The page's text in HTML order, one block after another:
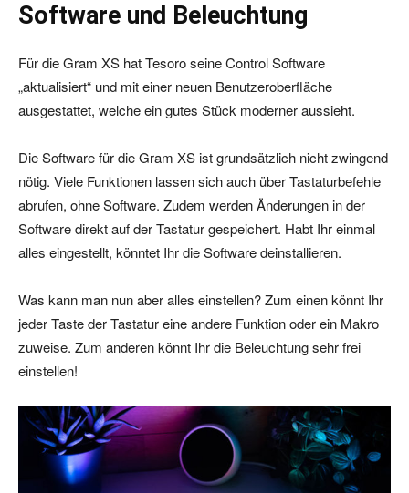
Software und Beleuchtung
Für die Gram XS hat Tesoro seine Control Software
„aktualisiert“ und mit einer neuen Benutzeroberfläche
ausgestattet, welche ein gutes Stück moderner aussieht.
Die Software für die Gram XS ist grundsätzlich nicht zwingend
nötig. Viele Funktionen lassen sich auch über Tastaturbefehle
abrufen, ohne Software. Zudem werden Änderungen in der
Software direkt auf der Tastatur gespeichert. Habt Ihr einmal
alles eingestellt, könntet Ihr die Software deinstallieren.
Was kann man nun aber alles einstellen? Zum einen könnt Ihr
jeder Taste der Tastatur eine andere Funktion oder ein Makro
zuweise. Zum anderen könnt Ihr die Beleuchtung sehr frei
einstellen!